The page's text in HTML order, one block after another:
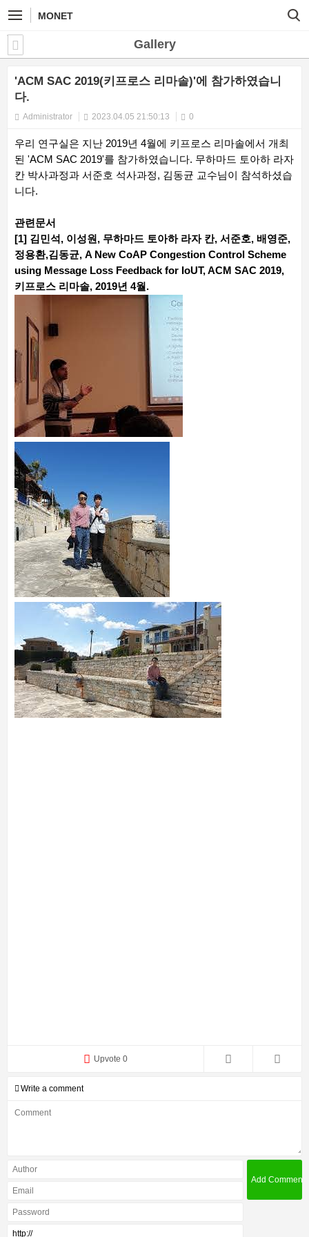
MONET
Gallery
'ACM SAC 2019(키프로스 리마솔)'에 참가하였습니
다.
Administrator 2023.04.05 21:50:13 0
우리 연구실은 지난 2019년 4월에 키프로스 리마솔에서 개최
된 'ACM SAC 2019'를 참가하였습니다. 무하마드 토아하 라자
칸 박사과정과 서준호 석사과정, 김동균 교수님이 참석하셨습
니다.
관련문서
[1] 김민석, 이성원, 무하마드 토아하 라자 칸, 서준호, 배영준,
정용환,김동균, A New CoAP Congestion Control Scheme
using Message Loss Feedback for IoUT, ACM SAC 2019,
키프로스 리마솔, 2019년 4월.
Upvote 0
Write a comment